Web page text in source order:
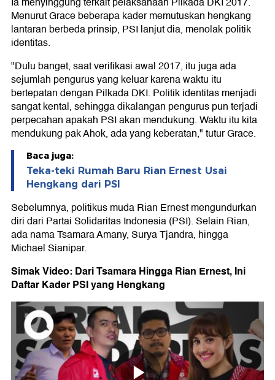
Menurut Grace beberapa kader memutuskan hengkang
lantaran berbeda prinsip, PSI lanjut dia, menolak politik
identitas.
"Dulu banget, saat verifikasi awal 2017, itu juga ada
sejumlah pengurus yang keluar karena waktu itu
bertepatan dengan Pilkada DKI. Politik identitas menjadi
sangat kental, sehingga dikalangan pengurus pun terjadi
perpecahan apakah PSI akan mendukung. Waktu itu kita
mendukung pak Ahok, ada yang keberatan," tutur Grace.
Baca juga:
Teka-teki Rumah Baru Rian Ernest Usai
Hengkang dari PSI
Sebelumnya, politikus muda Rian Ernest mengundurkan
diri dari Partai Solidaritas Indonesia (PSI). Selain Rian,
ada nama Tsamara Amany, Surya Tjandra, hingga
Michael Sianipar.
Simak Video: Dari Tsamara Hingga Rian Ernest, Ini
Daftar Kader PSI yang Hengkang